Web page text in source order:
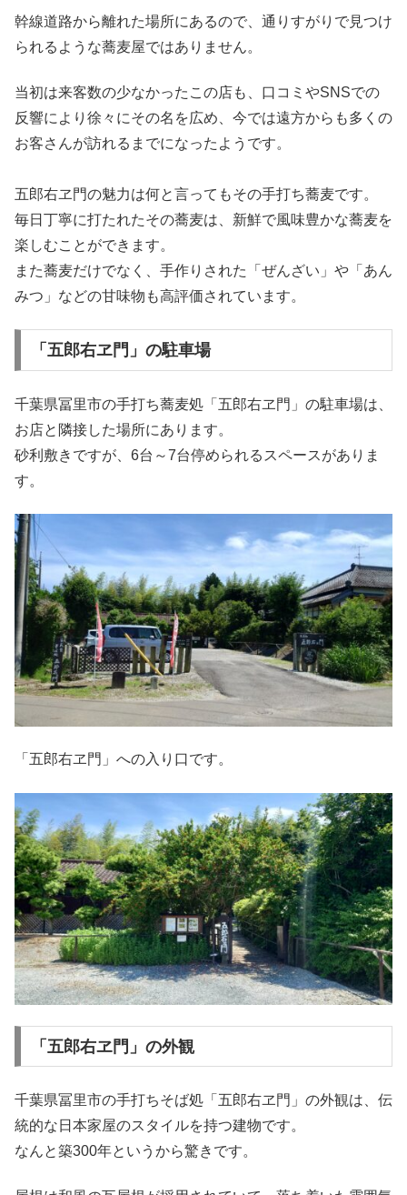
幹線道路から離れた場所にあるので、通りすがりで見つけ
られるような蕎麦屋ではありません。
当初は来客数の少なかったこの店も、口コミやSNSでの
反響により徐々にその名を広め、今では遠方からも多くの
お客さんが訪れるまでになったようです。
五郎右ヱ門の魅力は何と言ってもその手打ち蕎麦です。
毎日丁寧に打たれたその蕎麦は、新鮮で風味豊かな蕎麦を
楽しむことができます。
また蕎麦だけでなく、手作りされた「ぜんざい」や「あん
みつ」などの甘味物も高評価されています。
「五郎右ヱ門」の駐車場
千葉県冨里市の手打ち蕎麦処「五郎右ヱ門」の駐車場は、
お店と隣接した場所にあります。
砂利敷きですが、6台～7台停められるスペースがありま
す。
「五郎右ヱ門」への入り口です。
「五郎右ヱ門」の外観
千葉県冨里市の手打ちそば処「五郎右ヱ門」の外観は、伝
統的な日本家屋のスタイルを持つ建物です。
なんと築300年というから驚きです。